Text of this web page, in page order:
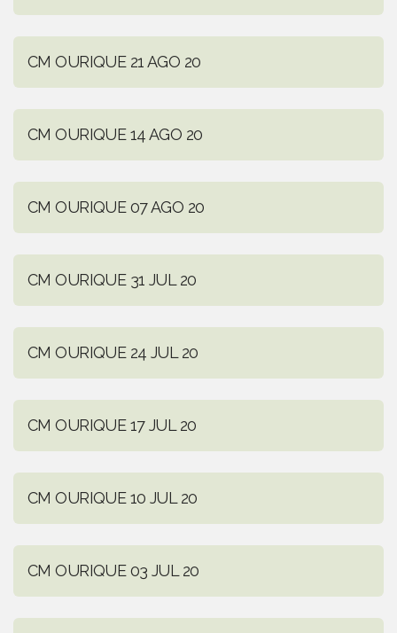
CM OURIQUE 21 AGO 20
CM OURIQUE 14 AGO 20
CM OURIQUE 07 AGO 20
CM OURIQUE 31 JUL 20
CM OURIQUE 24 JUL 20
CM OURIQUE 17 JUL 20
CM OURIQUE 10 JUL 20
CM OURIQUE 03 JUL 20